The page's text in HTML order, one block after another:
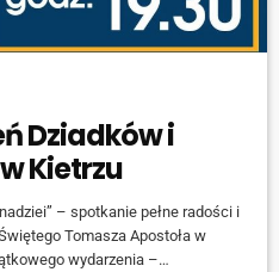
Dziadków i
Kietrzu
– spotkanie pełne radości i
Tomasza Apostoła w
wydarzenia –